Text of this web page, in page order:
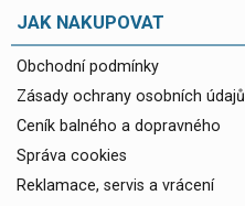
JAK NAKUPOVAT
Obchodní podmínky
Zásady ochrany osobních údajů
Ceník balného a dopravného
Správa cookies
Reklamace, servis a vrácení